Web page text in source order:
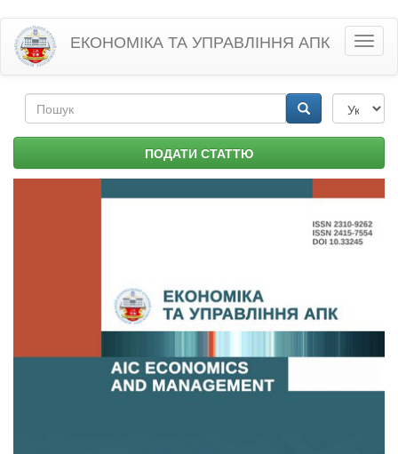
Перейти
основного
матеріалу
ЕКОНОМІКА ТА УПРАВЛІННЯ АПК
Пошукова
форма ПОДАТИ СТАТТЮ